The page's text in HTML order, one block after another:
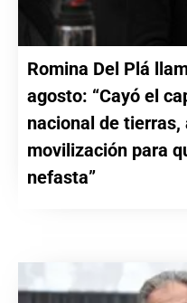
Romina Del Plá
agosto: “Cayó el
nacional de
movilización para
nefasta”